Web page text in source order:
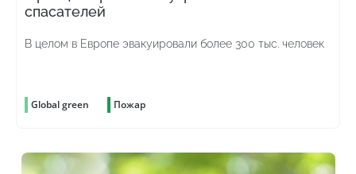
спасателей
В целом в Европе эвакуировали более 300 тыс. человек
Global green Пожар